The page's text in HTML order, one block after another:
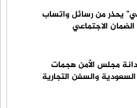
يحذر من رسائل واتساب
الاجتماعي
مجلس الأمن هجمات
والسفن التجارية